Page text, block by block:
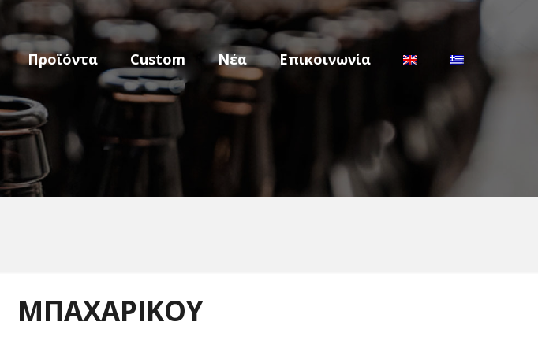
Προϊόντα Custom Νέα Επικοινωνία
ΜΠΑΧΑΡΙΚΟΥ